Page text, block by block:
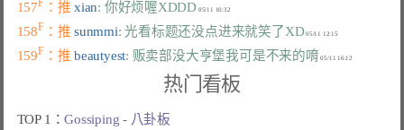
157F ：推 xian: 你好烦喔XDDD
158F ：推 sunmmi: 光看标题还没点进来就笑了XD 05/11 12:15
159F ：推 beautyest: 贩卖部没大亨堡我可是不来的唷
热门看板
TOP 1：Gossiping - 八卦板